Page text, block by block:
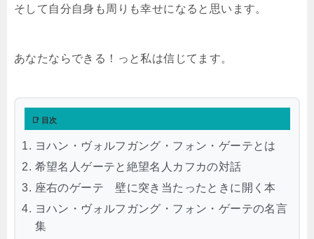
そして自分自身も周りも幸せになると思います。
あなたならできる！っと私は信じてます。
📑 目次
ヨハン・ヴォルフガング・フォン・ゲーテとは
希望名人ゲーテと絶望名人カフカの対話
座右のゲーテ 壁に突き当たったときに開く本
ヨハン・ヴォルフガング・フォン・ゲーテの名言
集